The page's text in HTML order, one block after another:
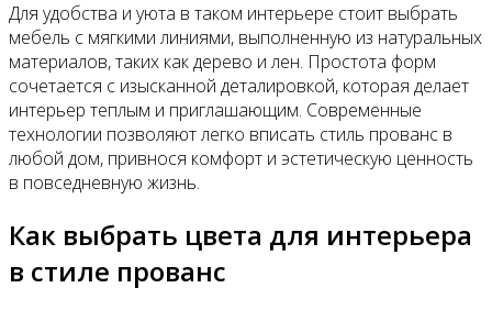
Для удобства и уюта в таком интерьере стоит выбрать
мебель с мягкими линиями, выполненную из натуральных
материалов, таких как дерево и лен. Простота форм
сочетается с изысканной деталировкой, которая делает
интерьер теплым и приглашающим. Современные
технологии позволяют легко вписать стиль прованс в
любой дом, привнося комфорт и эстетическую ценность
в повседневную жизнь.
Как выбрать цвета для интерьера
в стиле прованс